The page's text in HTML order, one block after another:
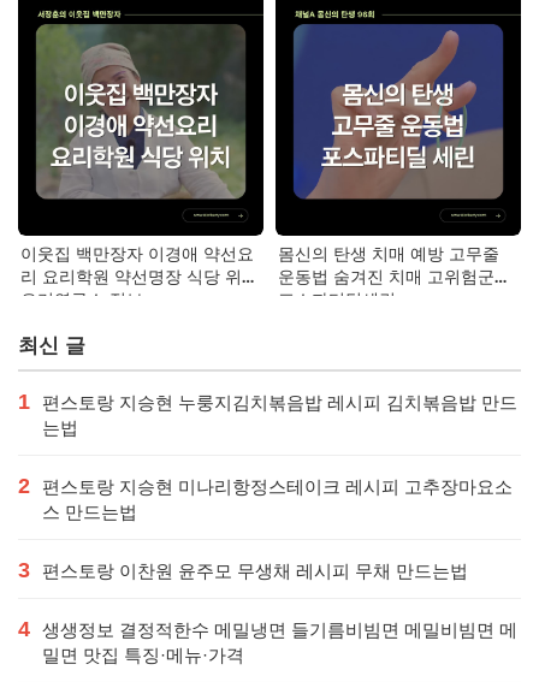
이웃집 백만장자 이경애 약선요
리 요리학원 약선명장 식당 위치
요리연구소 정보
몸신의 탄생 치매 예방 고무줄
운동법 숨겨진 치매 고위험군｜
포스파티딜세린
최신 글
1
편스토랑 지승현 누룽지김치볶음밥 레시피 김치볶음밥 만드
는법
2
편스토랑 지승현 미나리항정스테이크 레시피 고추장마요소
스 만드는법
3 편스토랑 이찬원 윤주모 무생채 레시피 무채 만드는법
4 생생정보 결정적한수 메밀냉면 들기름비빔면 메밀비빔면 메
밀면 맛집 특징·메뉴·가격